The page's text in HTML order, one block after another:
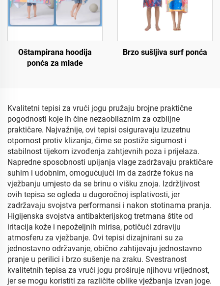
Oštampirana hoodija
ponća za mlade
Brzo sušljiva surf ponća
Kvalitetni tepisi za vrući jogu pružaju brojne praktične
pogodnosti koje ih čine nezaobilaznim za ozbiljne
praktičare. Najvažnije, ovi tepisi osiguravaju izuzetnu
otpornost protiv klizanja, čime se postiže sigurnost i
stabilnost tijekom izvođenja zahtjevnih poza i prijelaza.
Napredne sposobnosti upijanja vlage zadržavaju praktičare
suhim i udobnim, omogućujući im da zadrže fokus na
vježbanju umjesto da se brinu o višku znoja. Izdržljivost
ovih tepisa se ogleda u dugoročnoj isplativosti, jer
zadržavaju svojstva performansi i nakon stotinama pranja.
Higijenska svojstva antibakterijskog tretmana štite od
iritacija kože i nepoželjnih mirisa, potičući zdraviju
atmosferu za vježbanje. Ovi tepisi dizajnirani su za
jednostavno održavanje, obično zahtijevaju jednostavno
pranje u perilici i brzo sušenje na zraku. Svestranost
kvalitetnih tepisa za vrući jogu proširuje njihovu vrijednost,
jer se mogu koristiti za različite oblike vježbanja izvan joge.